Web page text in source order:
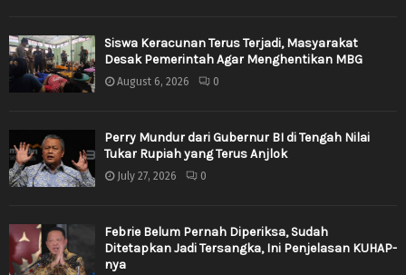
Siswa Keracunan Terus Terjadi, Masyarakat
Desak Pemerintah Agar Menghentikan MBG
August 6, 2026 0
Perry Mundur dari Gubernur BI di Tengah Nilai
Tukar Rupiah yang Terus Anjlok
July 27, 2026 0
Febrie Belum Pernah Diperiksa, Sudah
Ditetapkan Jadi Tersangka, Ini Penjelasan KUHAP-
nya